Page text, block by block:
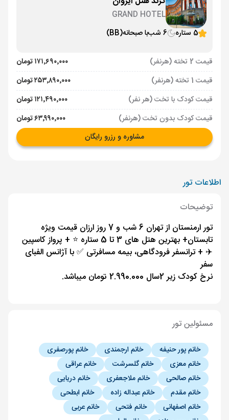
GRAND HOTEL
5 ستاره
6 شب با صبحانه(BB)
قیمت 2 تخته (هرنفر)
۱۷۱٬۶۹۰٬۰۰۰ تومان
قیمت 1 تخته (هرنفر)
۲۵۳٬۸۹۰٬۰۰۰ تومان
قیمت کودک با تخت (هر نفر)
۱۲۱٬۴۹۰٬۰۰۰ تومان
قیمت کودک بدون تخت (هرنفر)
۶۳٬۹۹۰٬۰۰۰ تومان
مشاوره و رزرو رایگان
اطلاعات تور
توضیحات
تور ارمنستان از تهران 6 شب و 7 روز ارزان قیمت ویژه
تابستان+ بهترین هتل های 3 تا 5 ستاره ⭐️ + پرواز کاسپین
✈️ + ترانسفر فرودگاهی، بیمه مسافرتی ✅ با آژانس الفبای
سفر
نرخ کودک زیر 2سال 2.990.000 تومان میباشد.
مسئولین تور
خانم پور حنیفه خانم ارجمندی
خانم پورصفری
خانم معزی
خانم گلسرشت
خانم عراقی
خانم صالحی
خانم ملاجعفری
خانم دریایی
خانم مقدم
خانم عبداله زاده
خانم ابطحی
خانم اصفهانی
خانم فتحی
خانم عربی